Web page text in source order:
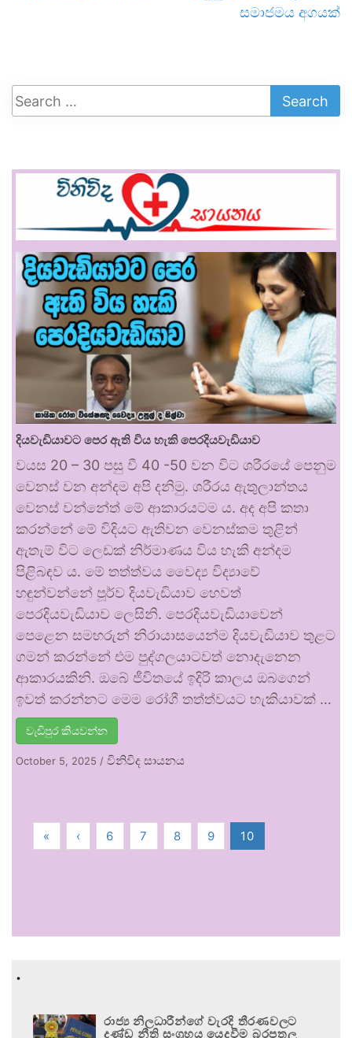
සමාජමය අගයක්
දියවැඩියාවට පෙර ඇති විය හැකි පෙරදියවැඩියාව
වයස 20 – 30 පසු වී 40 -50 වන විට ශරීරයේ පෙනුම
වෙනස් වන අන්දම අපි දනිමු. ශරීරය ඇතුලාන්තය
වෙනස් වන්නේත් මේ ආකාරයටම ය. අද අපි කතා
කරන්නේ මේ විදියට ඇතිවන වෙනස්කම තුළින්
ඇතැම් විට ලෙඩක් නිර්මාණය විය හැකි අන්දම
පිළිබඳව ය. මේ තත්ත්වය වෛද්‍ය විද්‍යාවේ
හඳුන්වන්නේ පූර්ව දියවැඩියාව හෙවත්
පෙරදියවැඩියාව ලෙසිනි. පෙරදියවැඩියාවෙන්
පෙළෙන සමහරුන් නිරායාසයෙන්ම දියවැඩියාව තුළට
ගමන් කරන්නේ එම පුද්ගලයාටවත් නොදැනෙන
ආකාරයකිනි. ඔබේ ජීවිතයේ ඉදිරි කාලය ඔබගෙන්
ඉවත් කරන්නට මෙම රෝගී තත්ත්වයට හැකියාවක් …
වැඩිපුර කියවන්න
October 5, 2025 / විනිවිද සායනය
« ‹ 6 7 8 9 10
.
රාජ්‍ය නිලධාරීන්ගේ වැරදි තීරණවලට
දණ්ඩ නීති සංග්‍රහය යෙදවීම බරපතල